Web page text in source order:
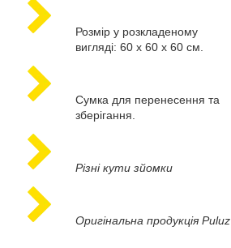
Розмір у розкладеному
вигляді: 60 х 60 х 60 см.
Сумка для перенесення та
зберігання.
Різні кути зйомки
Оригінальна продукція Puluz